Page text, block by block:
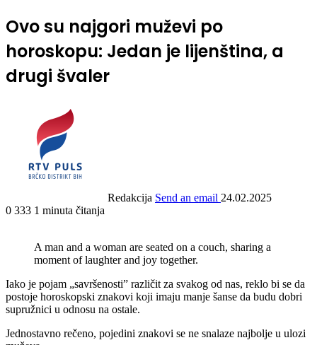
Ovo su najgori muževi po
horoskopu: Jedan je lijenština, a
drugi švaler
Redakcija Send an email 24.02.2025
0 333 1 minuta čitanja
A man and a woman are seated on a couch, sharing a
moment of laughter and joy together.
Iako je pojam „savršenosti” različit za svakog od nas, reklo bi se da
postoje horoskopski znakovi koji imaju manje šanse da budu dobri
supružnici u odnosu na ostale.
Jednostavno rečeno, pojedini znakovi se ne snalaze najbolje u ulozi